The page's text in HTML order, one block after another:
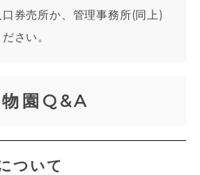
券売所か、管理事務所(同上)
さい。
園Q&A
ついて